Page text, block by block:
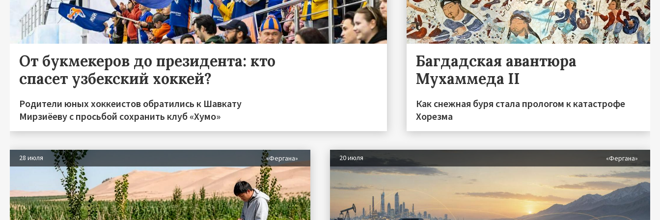
От букмекеров до президента: кто
спасет узбекский хоккей?
Родители юных хоккеистов обратились к Шавкату
Мирзиёеву с просьбой сохранить клуб «Хумо»
Багдадская авантюра
Мухаммеда II
Как снежная буря стала прологом к катастрофе
Хорезма
28 июля «Фергана» 20 июля «Фергана»